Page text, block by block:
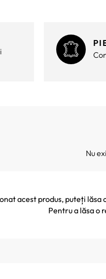
Nu
acest produs, puteți lăsa
Pentru a lăsa o